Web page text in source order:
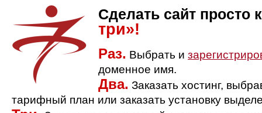
Сделать сайт просто
три»!
Раз. Выбрать и
доменное имя.
Два. Заказать хостинг,
тарифный план или заказать установку